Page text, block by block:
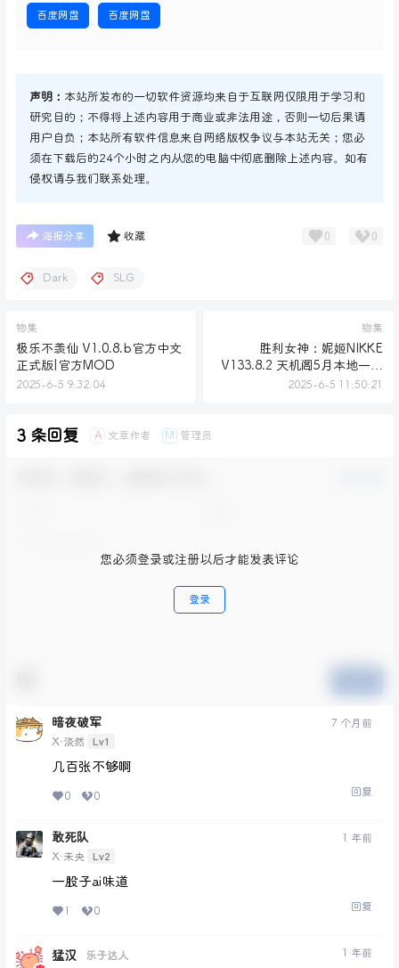
百度网盘 百度网盘
声明： 本站所发布的一切软件资源均来自于互联网仅限用于学习和
研究目的；不得将上述内容用于商业或非法用途，否则一切后果请
用户自负；本站所有软件信息来自网络版权争议与本站无关；您必
须在下载后的24个小时之内从您的电脑中彻底删除上述内容。如有
侵权请与我们联系处理。
海报分享 收藏 0 0
Dark SLG
物集
极乐不羡仙 V1.0.8.b官方中文
正式版|官方MOD
2025-6-5 9:32:04
物集
胜利女神：妮姬NIKKE
V133.8.2 天机阁5月本地一键
端[全角色/全皮肤/一键启动/
2025-6-5 11:50:21
3 条回复 A 文章作者 M 管理员
您必须登录或注册以后才能发表评论
登录
暗夜破军
X·淡然 Lv1
7 个月前
几百张不够啊
0 0 回复
敢死队
X·未央 Lv2
1 年前
一股子ai味道
1 0 回复
猛汉 乐子达人 1 年前